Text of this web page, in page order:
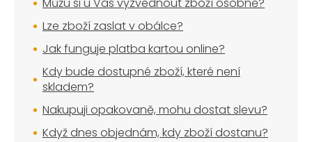
Lze zboží zaslat v obálce?
Jak funguje platba kartou online?
Kdy bude dostupné zboží, které není
skladem?
Nakupuji opakovaně, mohu dostat slevu?
Když dnes objednám, kdy zboží dostanu?